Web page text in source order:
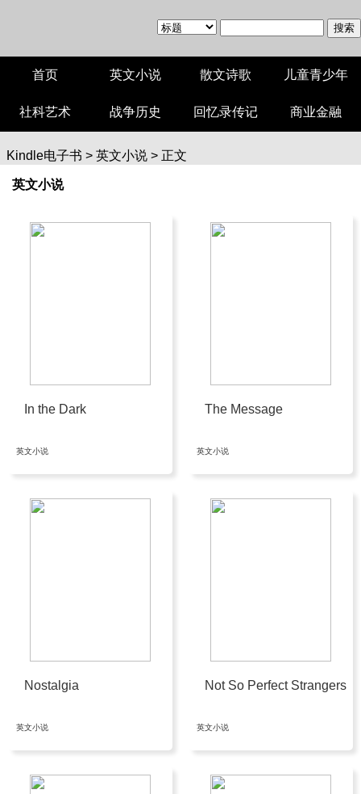
首页 英文小说 散文诗歌 儿童青少年
社科艺术 战争历史 回忆录传记 商业金融
Kindle电子书 > 英文小说 > 正文
英文小说
In the Dark
英文小说
The Message
英文小说
Nostalgia
英文小说
Not So Perfect Strangers
英文小说